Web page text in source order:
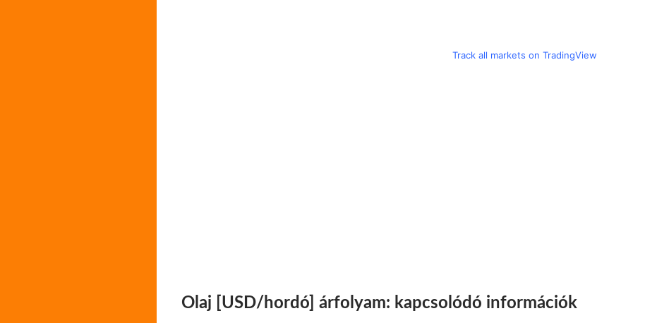
Track all markets on TradingView
Olaj [USD/hordó] árfolyam: kapcsolódó információk